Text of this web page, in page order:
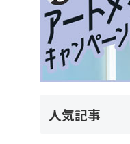
人気記事